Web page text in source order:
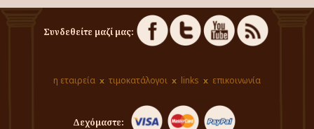
Συνδεθείτε μαζί μας:
η εταιρεία τιμοκατάλογοι links επικοινωνία
Δεχόμαστε: